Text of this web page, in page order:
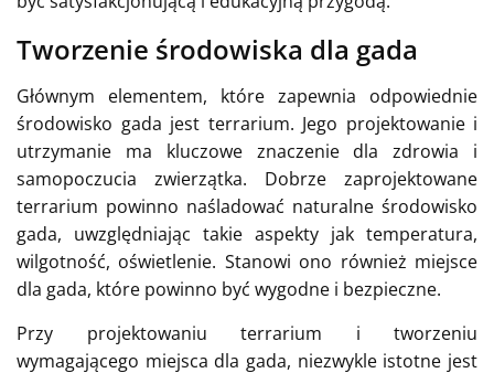
Tworzenie środowiska dla gada
Głównym elementem, które zapewnia odpowiednie
środowisko gada jest terrarium. Jego projektowanie i
utrzymanie ma kluczowe znaczenie dla zdrowia i
samopoczucia zwierzątka. Dobrze zaprojektowane
terrarium powinno naśladować naturalne środowisko
gada, uwzględniając takie aspekty jak temperatura,
wilgotność, oświetlenie. Stanowi ono również miejsce
dla gada, które powinno być wygodne i bezpieczne.
Przy projektowaniu terrarium i tworzeniu
wymagającego miejsca dla gada, niezwykle istotne jest